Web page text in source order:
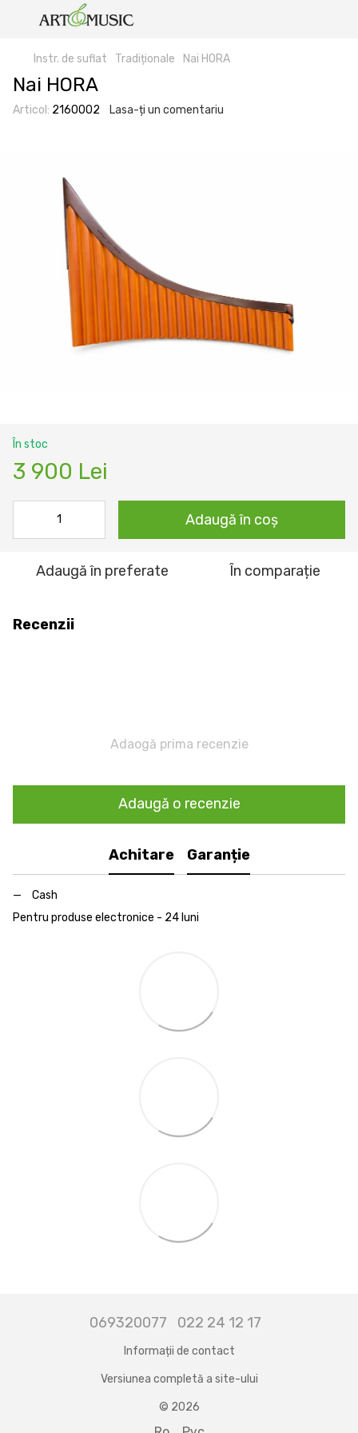
Instr. de suflat Tradiționale Nai HORA
Nai HORA
Articol: 2160002 Lasa-ți un comentariu
În stoc
3 900 Lei
Adaugă în coș
Adaugă în preferate În comparație
Recenzii
Adaogă prima recenzie
Adaugă o recenzie
Achitare Garanție
Cash
Pentru produse electronice - 24 luni
069320077 022 24 12 17
Informații de contact
Versiunea completă a site-ului
© 2026